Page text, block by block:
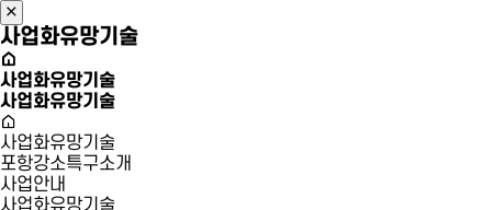
사업화유망기술
사업화유망기술
사업화유망기술
사업화유망기술
포항강소특구소개
사업안내
사업화유망기술